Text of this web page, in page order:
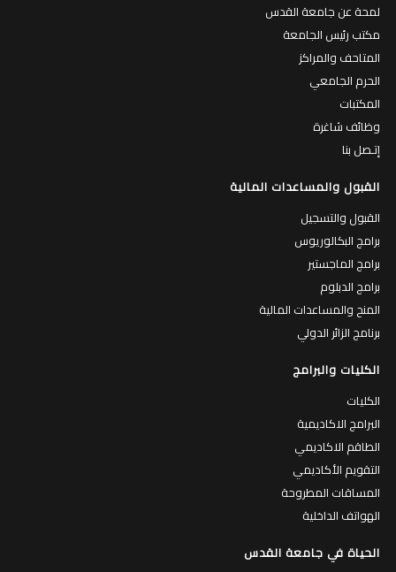
لمحة عن جامعة القدس
مكتب رئيس الجامعة
المتاحف والمراكز
الحرم الجامعي
المكتبات
وظائف شاغرة
إتـصل بنا
القبول والمساعدات المالية
القبول والتسجيل
برامج البكالوريوس
برامج الماجستير
برامج الدبلوم
المنح والمساعدات المالية
برنامج الزائر الدولي
الكليات والبرامج
الكليات
البرامج الاكاديمية
الطاقم الاكاديمي
التقويم الأكاديمي
المساقات المطروحة
الهواتف الداخلية
الحياة في جامعة القدس